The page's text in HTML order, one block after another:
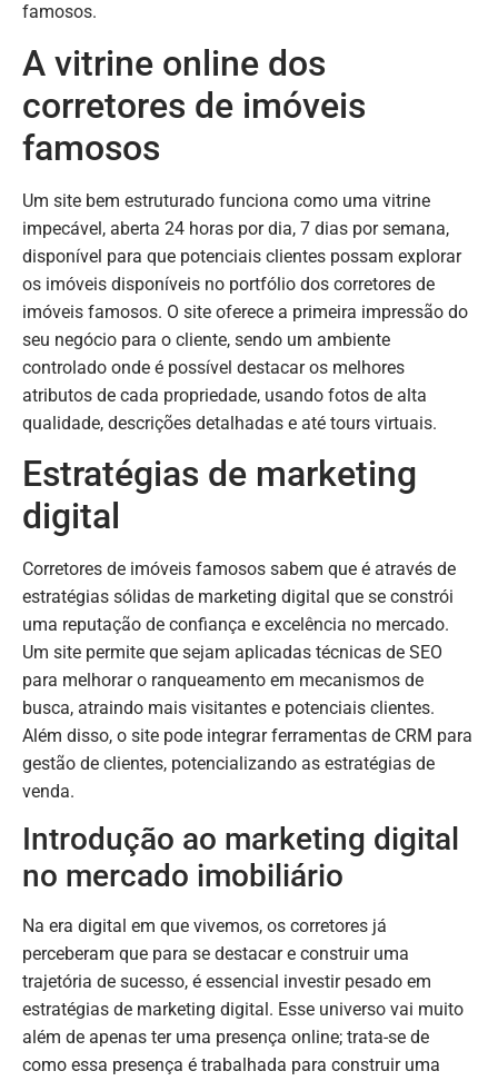
famosos.
A vitrine online dos
corretores de imóveis
famosos
Um site bem estruturado funciona como uma vitrine
impecável, aberta 24 horas por dia, 7 dias por semana,
disponível para que potenciais clientes possam explorar
os imóveis disponíveis no portfólio dos corretores de
imóveis famosos. O site oferece a primeira impressão do
seu negócio para o cliente, sendo um ambiente
controlado onde é possível destacar os melhores
atributos de cada propriedade, usando fotos de alta
qualidade, descrições detalhadas e até tours virtuais.
Estratégias de marketing
digital
Corretores de imóveis famosos sabem que é através de
estratégias sólidas de marketing digital que se constrói
uma reputação de confiança e excelência no mercado.
Um site permite que sejam aplicadas técnicas de SEO
para melhorar o ranqueamento em mecanismos de
busca, atraindo mais visitantes e potenciais clientes.
Além disso, o site pode integrar ferramentas de CRM para
gestão de clientes, potencializando as estratégias de
venda.
Introdução ao marketing digital
no mercado imobiliário
Na era digital em que vivemos, os corretores já
perceberam que para se destacar e construir uma
trajetória de sucesso, é essencial investir pesado em
estratégias de marketing digital. Esse universo vai muito
além de apenas ter uma presença online; trata-se de
como essa presença é trabalhada para construir uma